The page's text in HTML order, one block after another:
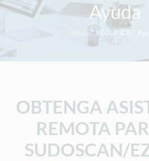
Ayuda
Inicio "RECURSOS "
OBTENGA
REMOTA
SUDOSCAN/